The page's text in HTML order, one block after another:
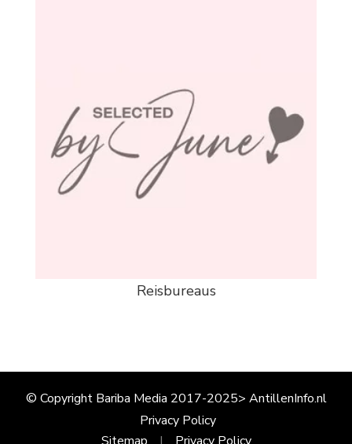
Reisbureaus
© Copyright Bariba Media 2017-2025> AntillenInfo.nl
Privacy Policy
Sitemap
Privacy Policy